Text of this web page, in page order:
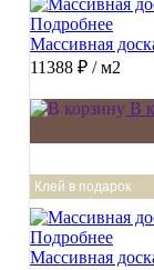
Подробнее
Массивная
11388 ₽ / м2
В
Клей в подарок
Подробнее
Массивная